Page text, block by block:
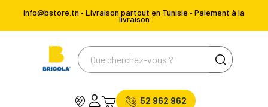
info@bstore.tn • Livraison partout en Tunisie • Paiement à la
livraison
52 962 962